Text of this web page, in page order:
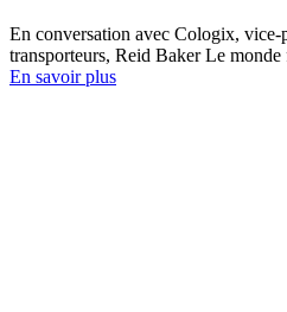
En conversation avec Cologix, vice-
transporteurs, Reid Baker Le
En savoir plus